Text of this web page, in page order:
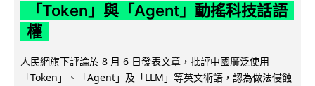
「Token」與「Agent」動搖科技話語
權
人民網旗下評論於 8 月 6 日發表文章，批評中國廣泛使用
「Token」、「Agent」及「LLM」等英文術語，認為做法侵蝕